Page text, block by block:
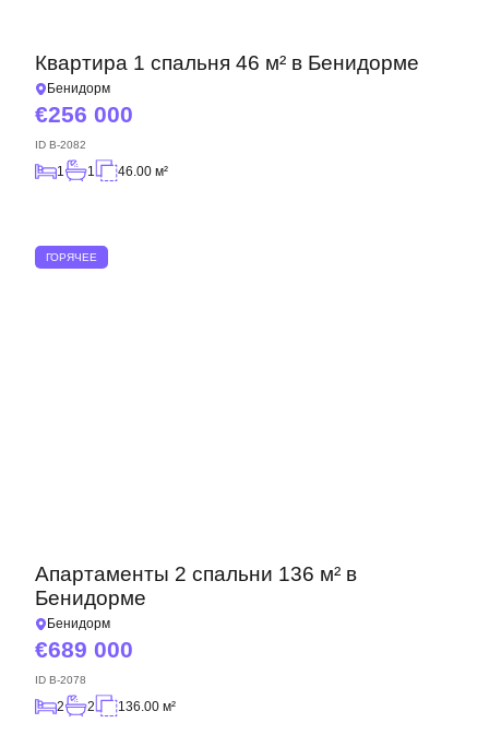
Квартира 1 спальня 46 м² в Бенидорме
Бенидорм
256 000
ID B-2082
1 1 46.00 м²
ГОРЯЧЕЕ
Апартаменты 2 спальни 136 м² в
Бенидорме
Бенидорм
689 000
ID B-2078
2 2 136.00 м²